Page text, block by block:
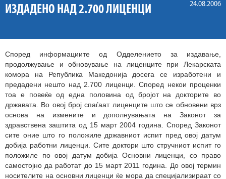
24.08.2006
ИЗДАДЕНО НАД 2.700 ЛИЦЕНЦИ
Според информациите од Одделението за издавање,
продолжување и обновување на лиценците при Лекарската
комора на Република Македонија досега се изработени и
предадени нешто над 2.700 лиценци. Според некои проценки
тоа е повеќе од една половина од бројот на докторите во
државата. Во овој број спаѓаат лиценците што се обновени врз
основа на измените и дополнувањата на Законот за
здравствена заштита од 15 март 2004 година. Според Законот
сите оние што го положиле државниот испит пред овој датум
добија работни лиценци. Сите доктори што стручниот испит го
положиле по овој датум добија Основни лиценци, со право
самостојно да работат до 15 март 2011 година. До овој термин
носителите на основни лиценци ќе мора да специјализираат со